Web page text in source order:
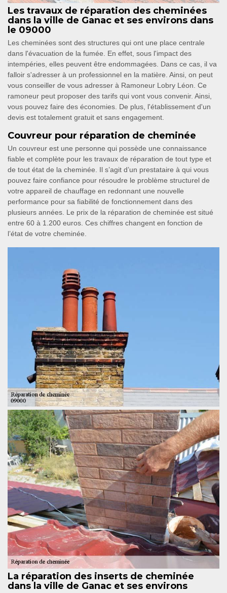
Les travaux de réparation des cheminées
dans la ville de Ganac et ses environs dans
le 09000
Les cheminées sont des structures qui ont une place centrale
dans l'évacuation de la fumée. En effet, sous l'impact des
intempéries, elles peuvent être endommagées. Dans ce cas, il va
falloir s'adresser à un professionnel en la matière. Ainsi, on peut
vous conseiller de vous adresser à Ramoneur Lobry Léon. Ce
ramoneur peut proposer des tarifs qui vont vous convenir. Ainsi,
vous pouvez faire des économies. De plus, l'établissement d'un
devis est totalement gratuit et sans engagement.
Couvreur pour réparation de cheminée
Un couvreur est une personne qui possède une connaissance
fiable et complète pour les travaux de réparation de tout type et
de tout état de la cheminée. Il s’agit d’un prestataire à qui vous
pouvez faire confiance pour résoudre le problème structurel de
votre appareil de chauffage en redonnant une nouvelle
performance pour sa fiabilité de fonctionnement dans des
plusieurs années. Le prix de la réparation de cheminée est situé
entre 60 à 1.200 euros. Ces chiffres changent en fonction de
l’état de votre cheminée.
La réparation des inserts de cheminée
dans la ville de Ganac et ses environs